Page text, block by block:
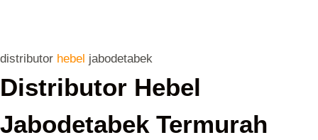
distributor hebel jabodetabek
Distributor Hebel
Jabodetabek Termurah